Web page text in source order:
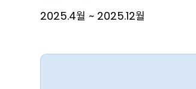
2025.4월 ~ 2025.12월